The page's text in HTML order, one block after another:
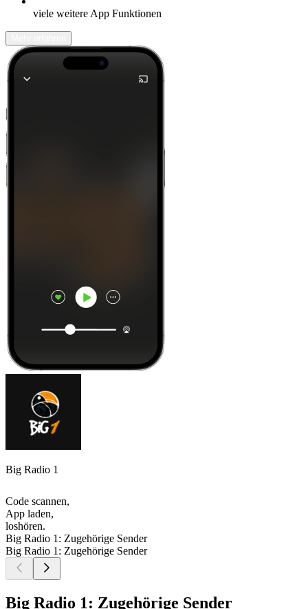
viele weitere App Funktionen
Big Radio 1
Code scannen,
App laden,
loshören.
Big Radio 1: Zugehörige Sender
Big Radio 1: Zugehörige Sender
Big Radio 1: Zugehörige Sender